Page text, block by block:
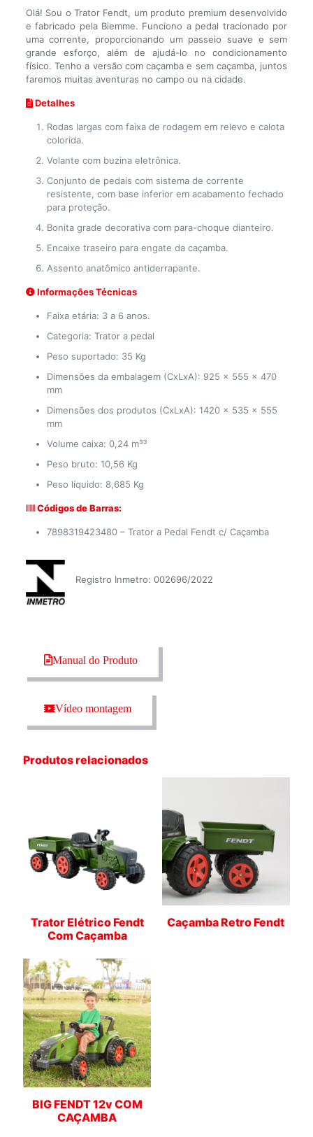
Olá! Sou o Trator Fendt, um produto premium desenvolvido
e fabricado pela Biemme. Funciono a pedal tracionado por
uma corrente, proporcionando um passeio suave e sem
grande esforço, além de ajudá-lo no condicionamento
físico. Tenho a versão com caçamba e sem caçamba, juntos
faremos muitas aventuras no campo ou na cidade.
Detalhes
Rodas largas com faixa de rodagem em relevo e calota
colorida.
Volante com buzina eletrônica.
Conjunto de pedais com sistema de corrente
resistente, com base inferior em acabamento fechado
para proteção.
Bonita grade decorativa com para-choque dianteiro.
Encaixe traseiro para engate da caçamba.
Assento anatômico antiderrapante.
Informações Técnicas
Faixa etária: 3 a 6 anos.
Categoria: Trator a pedal
Peso suportado: 35 Kg
Dimensões da embalagem (CxLxA): 925 x 555 x 470
mm
Dimensões dos produtos (CxLxA): 1420 x 535 x 555
mm
Volume caixa: 0,24 m³³
Peso bruto: 10,56 Kg
Peso líquido: 8,685 Kg
Códigos de Barras:
7898319423480 – Trator a Pedal Fendt c/ Caçamba
Registro Inmetro: 002696/2022
Manual do Produto
Vídeo montagem
Produtos relacionados
Trator Elétrico Fendt
Com Caçamba
Caçamba Retro Fendt
BIG FENDT 12v COM
CAÇAMBA